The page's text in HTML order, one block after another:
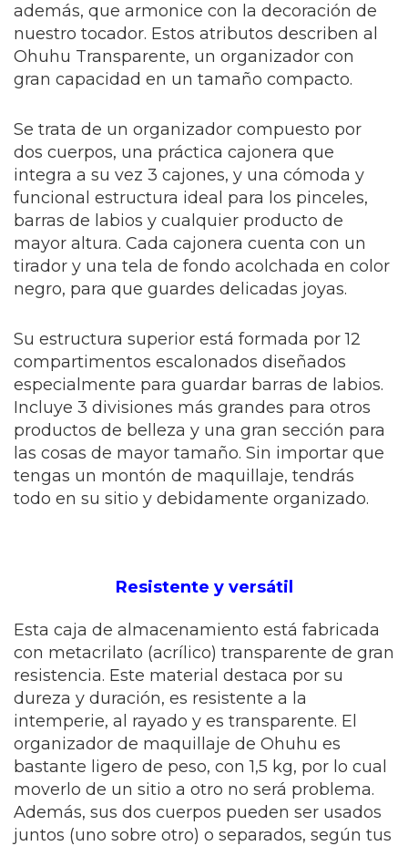
además, que armonice con la decoración de
nuestro tocador. Estos atributos describen al
Ohuhu Transparente, un organizador con
gran capacidad en un tamaño compacto.
Se trata de un organizador compuesto por
dos cuerpos, una práctica cajonera que
integra a su vez 3 cajones, y una cómoda y
funcional estructura ideal para los pinceles,
barras de labios y cualquier producto de
mayor altura. Cada cajonera cuenta con un
tirador y una tela de fondo acolchada en color
negro, para que guardes delicadas joyas.
Su estructura superior está formada por 12
compartimentos escalonados diseñados
especialmente para guardar barras de labios.
Incluye 3 divisiones más grandes para otros
productos de belleza y una gran sección para
las cosas de mayor tamaño. Sin importar que
tengas un montón de maquillaje, tendrás
todo en su sitio y debidamente organizado.
Resistente y versátil
Esta caja de almacenamiento está fabricada
con metacrilato (acrílico) transparente de gran
resistencia. Este material destaca por su
dureza y duración, es resistente a la
intemperie, al rayado y es transparente. El
organizador de maquillaje de Ohuhu es
bastante ligero de peso, con 1,5 kg, por lo cual
moverlo de un sitio a otro no será problema.
Además, sus dos cuerpos pueden ser usados
juntos (uno sobre otro) o separados, según tus